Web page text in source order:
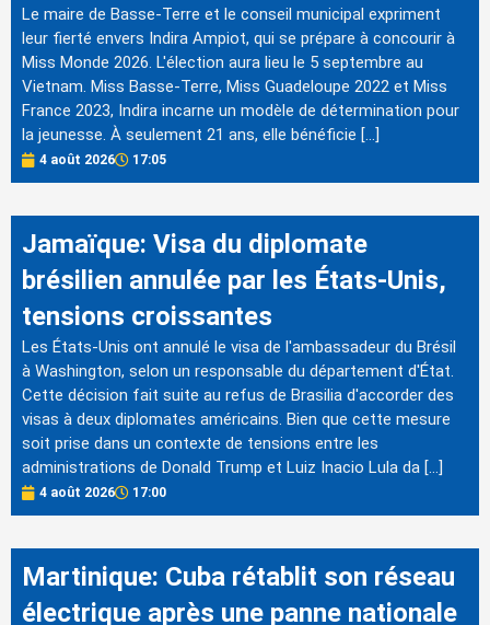
Le maire de Basse-Terre et le conseil municipal expriment
leur fierté envers Indira Ampiot, qui se prépare à concourir à
Miss Monde 2026. L'élection aura lieu le 5 septembre au
Vietnam. Miss Basse-Terre, Miss Guadeloupe 2022 et Miss
France 2023, Indira incarne un modèle de détermination pour
la jeunesse. À seulement 21 ans, elle bénéficie […]
4 août 2026 17:05
Jamaïque: Visa du diplomate
brésilien annulée par les États-Unis,
tensions croissantes
Les États-Unis ont annulé le visa de l'ambassadeur du Brésil
à Washington, selon un responsable du département d'État.
Cette décision fait suite au refus de Brasilia d'accorder des
visas à deux diplomates américains. Bien que cette mesure
soit prise dans un contexte de tensions entre les
administrations de Donald Trump et Luiz Inacio Lula da […]
4 août 2026 17:00
Martinique: Cuba rétablit son réseau
électrique après une panne nationale